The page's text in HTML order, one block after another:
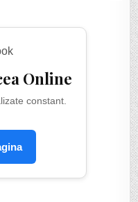
Online
constant.